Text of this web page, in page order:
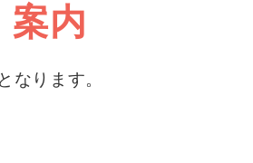
案内
となります。